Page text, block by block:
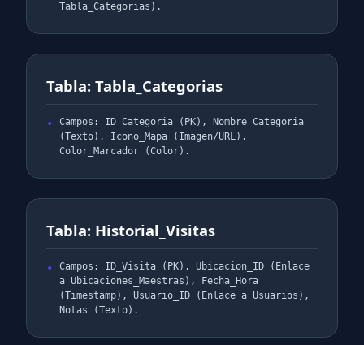
Tabla_Categorias).
Tabla: Tabla_Categorias
Campos: ID_Categoria (PK), Nombre_Categoria
(Texto), Icono_Mapa (Imagen/URL),
Color_Marcador (Color).
Tabla: Historial_Visitas
Campos: ID_Visita (PK), Ubicacion_ID (Enlace
a Ubicaciones_Maestras), Fecha_Hora
(Timestamp), Usuario_ID (Enlace a Usuarios),
Notas (Texto).